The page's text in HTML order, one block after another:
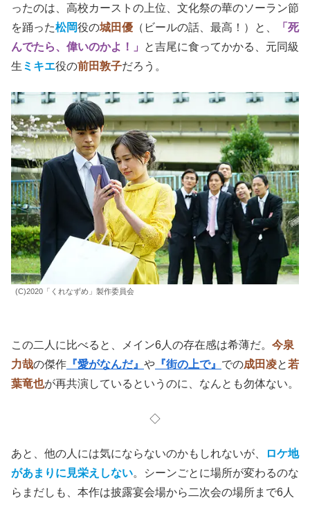
ったのは、高校カーストの上位、文化祭の華のソーラン節
を踊った松岡役の城田優 （ビールの話、最高！）と、
「死
んでたら、偉いのかよ！」
と吉尾に食ってかかる、元同級
生 ミキエ役の前田敦子だろう。
(C)2020「くれなずめ」製作委員会
この二人に比べると、メイン6人の存在感は希薄だ。 今泉
力哉の傑作 『愛がなんだ』 や 『街の上で』 での成田凌と若
葉竜也が再共演しているというのに、なんとも勿体ない。
◇
あと、他の人には気にならないのかもしれないが、
ロケ地
があまりに見栄えしない。シーンごとに場所が変わるのな
らまだしも、本作は披露宴会場から二次会の場所まで6人